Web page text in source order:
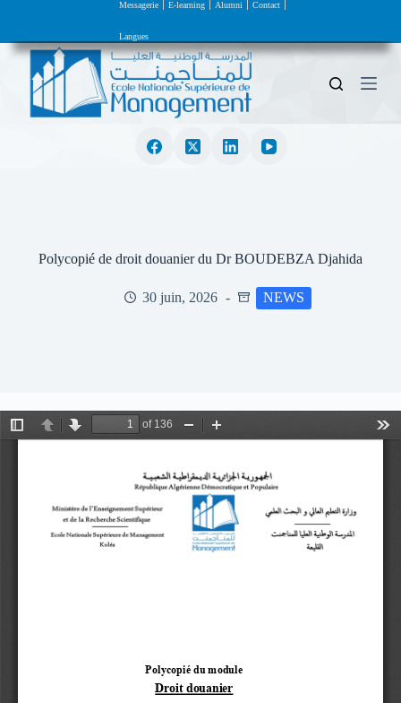
s
Messagerie E-learning Alumni Contact
Langues
Polycopié de droit douanier du Dr BOUDEBZA Djahida
30 juin, 2026 NEWS